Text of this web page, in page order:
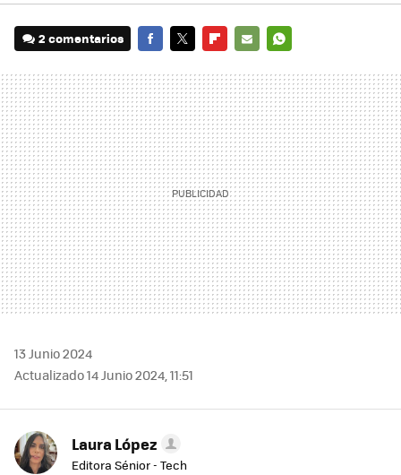
2 comentarios
MAIL
13 Junio 2024
Actualizado 14 Junio 2024, 11:51
Laura López
Editora Sénior - Tech